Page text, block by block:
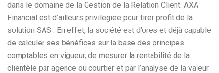
dans le domaine de la Gestion de la Relation Client. AXA
Financial est d’ailleurs privilégiée pour tirer profit de la
solution SAS . En effet, la société est d’ores et déjà capable
de calculer ses bénéfices sur la base des principes
comptables en vigueur, de mesurer la rentabilité de la
clientèle par agence ou courtier et par l’analyse de la valeur